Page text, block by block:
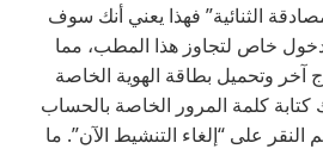
الثنائية” فهذا يعني أنك سوف
خاص لتجاوز هذا المطب، مما
وتحميل بطاقة الهوية الخاصة
كلمة المرور الخاصة بالحساب
النقر على “إلغاء التنشيط الآن”. ما